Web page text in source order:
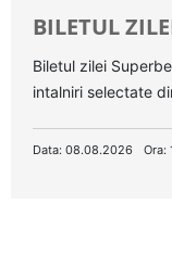
BILETUL
Biletul zilei
intalniri selectate
Data: 08.08.2026 Ora: